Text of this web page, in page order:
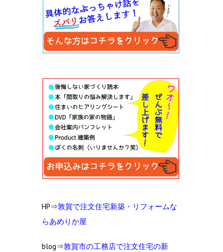
HP⇒敦賀で注文住宅新築・リフォームな
らあめりか屋
blog⇒敦賀市の工務店で注文住宅の新